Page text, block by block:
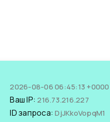
2026-08-06 06:45:13 +0000
Ваш IP:216.73.216.227
ID запроса:DjJKkoVopqM1